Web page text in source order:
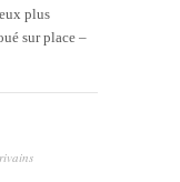
plus
sur place –